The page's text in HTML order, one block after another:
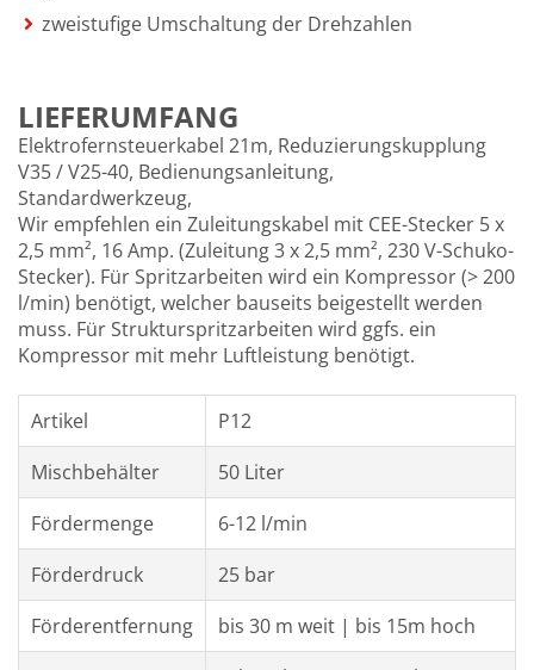
zweistufige Umschaltung der Drehzahlen
LIEFERUMFANG
Elektrofernsteuerkabel 21m, Reduzierungskupplung
V35 / V25-40, Bedienungsanleitung,
Standardwerkzeug,
Wir empfehlen ein Zuleitungskabel mit CEE-Stecker 5 x
2,5 mm², 16 Amp. (Zuleitung 3 x 2,5 mm², 230 V-Schuko-
Stecker). Für Spritzarbeiten wird ein Kompressor (> 200
l/min) benötigt, welcher bauseits beigestellt werden
muss. Für Strukturspritzarbeiten wird ggfs. ein
Kompressor mit mehr Luftleistung benötigt.
Artikel
P12
Mischbehälter
50 Liter
Fördermenge
6-12 l/min
Förderdruck
25 bar
Förderentfernung
bis 30 m weit | bis 15m hoch